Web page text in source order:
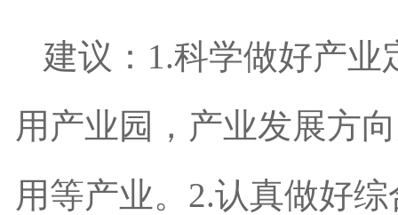
建议：1.科学做好产
用产业园，产业发展方
用等产业。2.认真做好